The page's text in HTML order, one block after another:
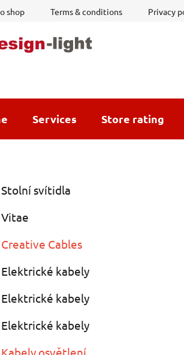
shop Terms & conditions Privacy
Services Store rating
Stolní svítidla
Vitae
Creative Cables
Elektrické kabely
Elektrické kabely
Elektrické kabely
Kabely osvětlení